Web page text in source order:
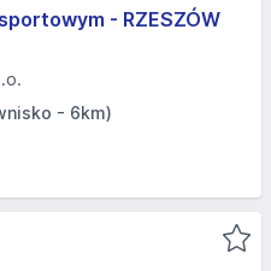
- RZESZÓW
- 6km)